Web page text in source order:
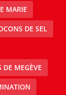
MARIE
DE SEL
MEGÈVE